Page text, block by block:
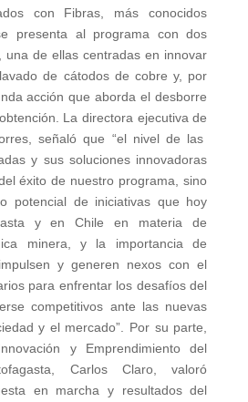
con Fibras, más conocidos
presenta al programa con dos
una de ellas centradas en innovar
de cátodos de cobre y, por
acción que aborda el desborre
La directora ejecutiva de
señaló que “el nivel de las
y sus soluciones innovadoras
éxito de nuestro programa, sino
potencial de iniciativas que hoy
y en Chile en materia de
minera, y la importancia de
y generen nexos con el
para enfrentar los desafíos del
competitivos ante las nuevas
y el mercado”. Por su parte,
y Emprendimiento del
Carlos Claro, valoró
en marcha y resultados del